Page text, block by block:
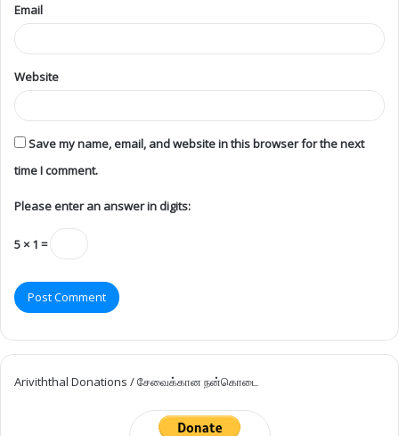
Email
Website
Save my name, email, and website in this browser for the next
time I comment.
Please enter an answer in digits:
5 × 1 =
Ariviththal Donations / சேவைக்கான நன்கொடை